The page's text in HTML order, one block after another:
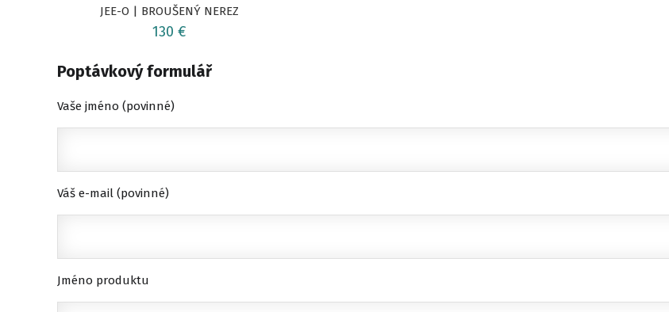
JEE-O | BROUŠENÝ NEREZ
130 €
Poptávkový formulář
Vaše jméno (povinné)
Váš e-mail (povinné)
Jméno produktu